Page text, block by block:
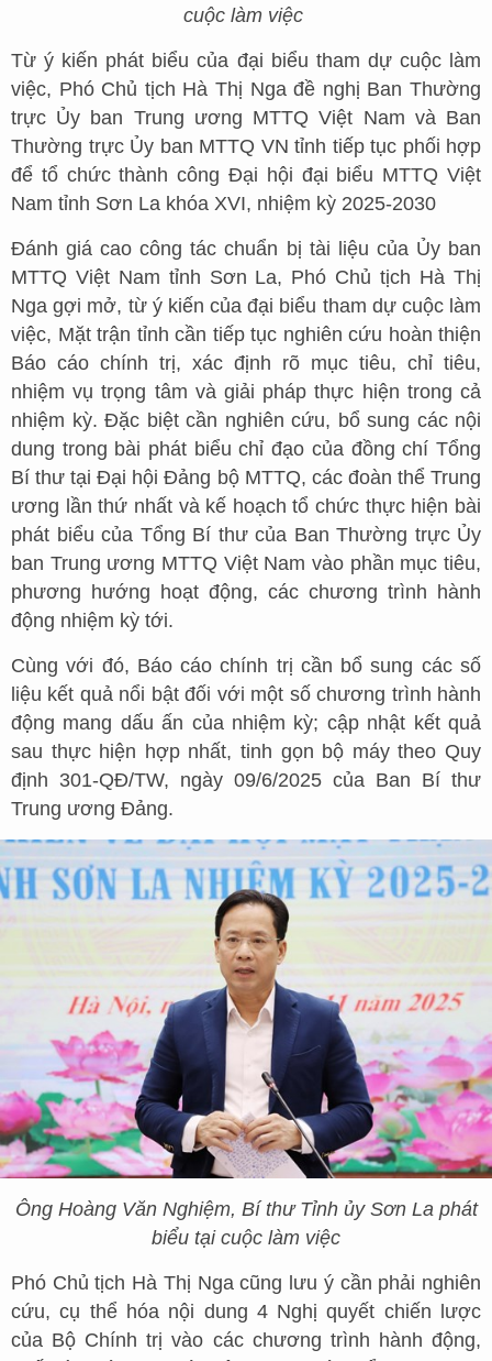
cuộc làm việc
Từ ý kiến phát biểu của đại biểu tham dự cuộc làm
việc, Phó Chủ tịch Hà Thị Nga đề nghị Ban Thường
trực Ủy ban Trung ương MTTQ Việt Nam và Ban
Thường trực Ủy ban MTTQ VN tỉnh tiếp tục phối hợp
để tổ chức thành công Đại hội đại biểu MTTQ Việt
Nam tỉnh Sơn La khóa XVI, nhiệm kỳ 2025-2030
Đánh giá cao công tác chuẩn bị tài liệu của Ủy ban
MTTQ Việt Nam tỉnh Sơn La, Phó Chủ tịch Hà Thị
Nga gợi mở, từ ý kiến của đại biểu tham dự cuộc làm
việc, Mặt trận tỉnh cần tiếp tục nghiên cứu hoàn thiện
Báo cáo chính trị, xác định rõ mục tiêu, chỉ tiêu,
nhiệm vụ trọng tâm và giải pháp thực hiện trong cả
nhiệm kỳ. Đặc biệt cần nghiên cứu, bổ sung các nội
dung trong bài phát biểu chỉ đạo của đồng chí Tổng
Bí thư tại Đại hội Đảng bộ MTTQ, các đoàn thể Trung
ương lần thứ nhất và kế hoạch tổ chức thực hiện bài
phát biểu của Tổng Bí thư của Ban Thường trực Ủy
ban Trung ương MTTQ Việt Nam vào phần mục tiêu,
phương hướng hoạt động, các chương trình hành
động nhiệm kỳ tới.
Cùng với đó, Báo cáo chính trị cần bổ sung các số
liệu kết quả nổi bật đối với một số chương trình hành
động mang dấu ấn của nhiệm kỳ; cập nhật kết quả
sau thực hiện hợp nhất, tinh gọn bộ máy theo Quy
định 301-QĐ/TW, ngày 09/6/2025 của Ban Bí thư
Trung ương Đảng.
Ông Hoàng Văn Nghiệm, Bí thư Tỉnh ủy Sơn La phát
biểu tại cuộc làm việc
Phó Chủ tịch Hà Thị Nga cũng lưu ý cần phải nghiên
cứu, cụ thể hóa nội dung 4 Nghị quyết chiến lược
của Bộ Chính trị vào các chương trình hành động,